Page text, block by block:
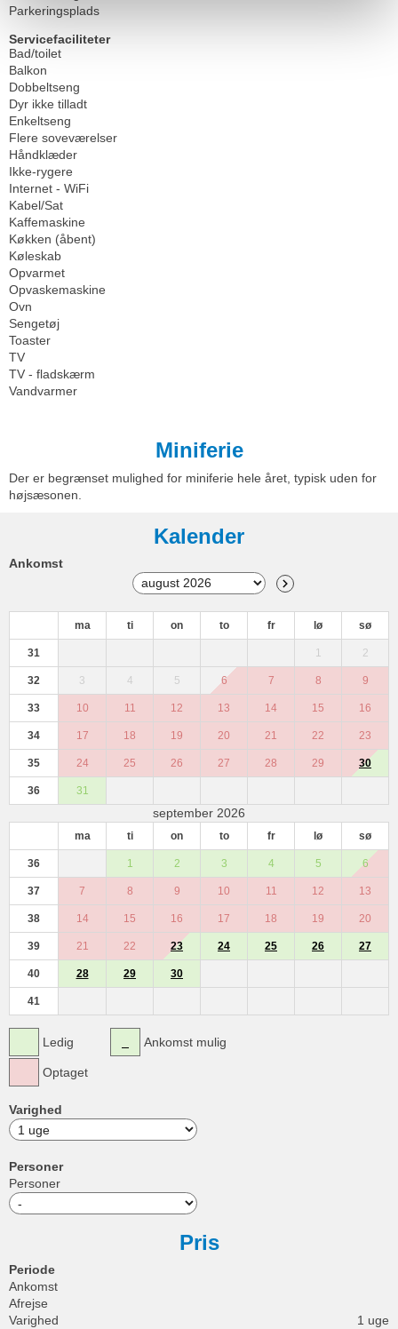
Parkeringsplads
Servicefaciliteter
Bad/toilet
Balkon
Dobbeltseng
Dyr ikke tilladt
Enkeltseng
Flere soveværelser
Håndklæder
Ikke-rygere
Internet - WiFi
Kabel/Sat
Kaffemaskine
Køkken (åbent)
Køleskab
Opvarmet
Opvaskemaskine
Ovn
Sengetøj
Toaster
TV
TV - fladskærm
Vandvarmer
Miniferie
Der er begrænset mulighed for miniferie hele året, typisk uden for
højsæsonen.
Kalender
Ankomst
ma ti on to fr lø sø
31 1 2
32 3 4 5 6 7 8 9
33 10 11 12 13 14 15 16
34 17 18 19 20 21 22 23
35 24 25 26 27 28 29 30
36 31
september 2026
ma ti on to fr lø sø
36 1 2 3 4 5 6
37 7 8 9 10 11 12 13
38 14 15 16 17 18 19 20
39 21 22 23 24 25 26 27
40 28 29 30
41
Ledig
Optaget
Ankomst mulig
Varighed
Personer
Personer
Pris
Periode
Ankomst
Afrejse
Varighed
1 uge